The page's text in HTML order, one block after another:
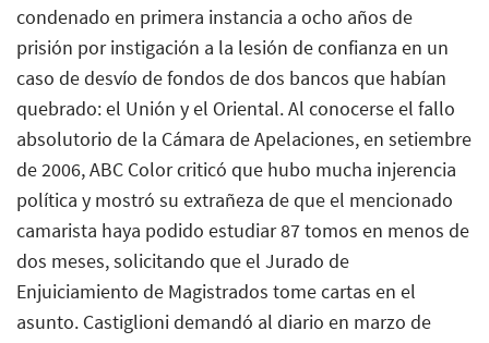
condenado en primera instancia a ocho años de
prisión por instigación a la lesión de confianza en un
caso de desvío de fondos de dos bancos que habían
quebrado: el Unión y el Oriental. Al conocerse el fallo
absolutorio de la Cámara de Apelaciones, en setiembre
de 2006, ABC Color criticó que hubo mucha injerencia
política y mostró su extrañeza de que el mencionado
camarista haya podido estudiar 87 tomos en menos de
dos meses, solicitando que el Jurado de
Enjuiciamiento de Magistrados tome cartas en el
asunto. Castiglioni demandó al diario en marzo de